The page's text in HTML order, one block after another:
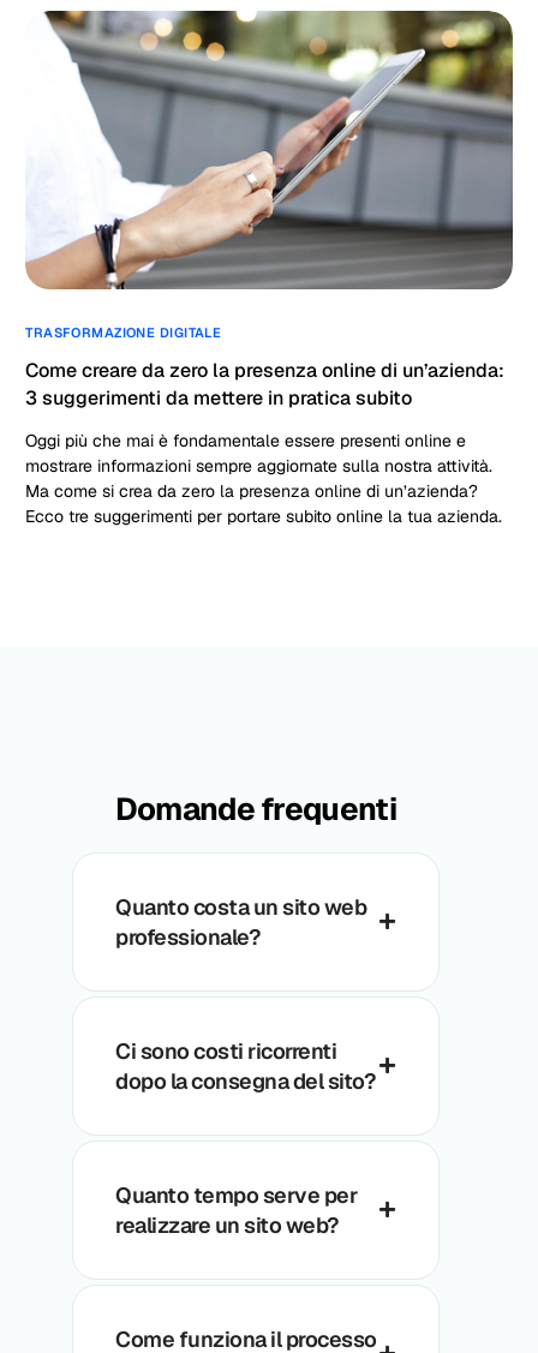
TRASFORMAZIONE DIGITALE
Come creare da zero la presenza online di un’azienda:
3 suggerimenti da mettere in pratica subito
Oggi più che mai è fondamentale essere presenti online e
mostrare informazioni sempre aggiornate sulla nostra attività.
Ma come si crea da zero la presenza online di un’azienda?
Ecco tre suggerimenti per portare subito online la tua azienda.
Domande frequenti
Quanto costa un sito web
professionale?
Ci sono costi ricorrenti
dopo la consegna del sito?
Quanto tempo serve per
realizzare un sito web?
Come funziona il processo